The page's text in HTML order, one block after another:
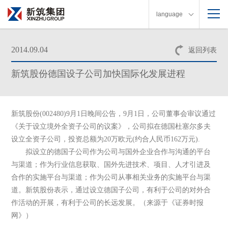
language
返回列表
2014.09.04
新筑股份德国设子公司加快国际化发展进程
新筑股份(002480)9月1日晚间公告，9月1日，公司董事会审议通过
《关于设立境外全资子公司的议案》，公司拟在德国杜塞尔多夫
设立全资子公司，投资总额为20万欧元(约合人民币162万元).
拟设立的德国子公司作为公司与国外企业合作与沟通的平台
与渠道；作为行业信息获取、国外先进技术、项目、人才引进及
合作的实施平台与渠道；作为公司从事相关业务的实施平台与渠
道。新筑股份表示，通过设立德国子公司，有利于公司的对外合
作活动的开展，有利于公司的长远发展。（来源于《证券时报
网》）